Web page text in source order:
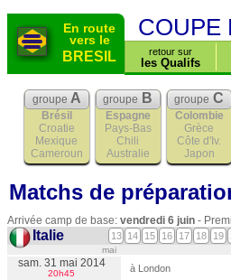
En route
vers le
BRESIL
COUPE
retour sur
les Qualifs
groupeA
Brésil
Croatie
Mexique
Cameroun
groupe B
Espagne
Pays-Bas
Chili
Australie
groupe C
Colombie
Grèce
Côte d'Iv.
Japon
Matchs de
Arrivée camp de base: vendredi 6 juin -
Italie 13 14 15 16 17 18 19
mai
sam. 31 mai 2014
20h45 à London